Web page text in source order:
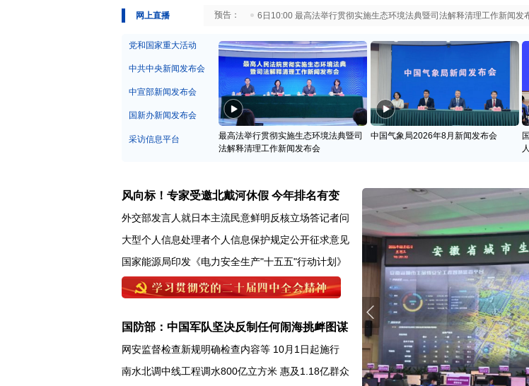
网上直播
29日10:00 国务院台湾事务办公室7月29日举行新闻发布会 6日10:00 最高法举行贯彻实施生态环境法典暨司法解释清理工作新闻发
党和国家重大活动
中共中央新闻发布会
中宣部新闻发布会
国新办新闻发布会
采访信息平台
最高法举行贯彻实施生态环境法典暨司
法解释清理工作新闻发布会
中国气象局2026年8月新闻发布会
风向标！专家受邀北戴河休假 今年排名有变
外交部发言人就日本主流民意鲜明反核立场答记者问
大型个人信息处理者个人信息保护规定公开征求意见
国家能源局印发《电力安全生产"十五五"行动计划》
国防部：中国军队坚决反制任何闹海挑衅图谋
网安监督检查新规明确检查内容等 10月1日起施行
南水北调中线工程调水800亿立方米 惠及1.18亿群众